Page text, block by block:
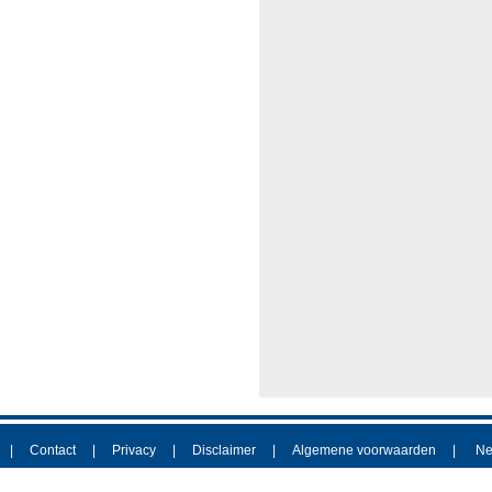
Contact Privacy Disclaimer Algemene voorwaarden